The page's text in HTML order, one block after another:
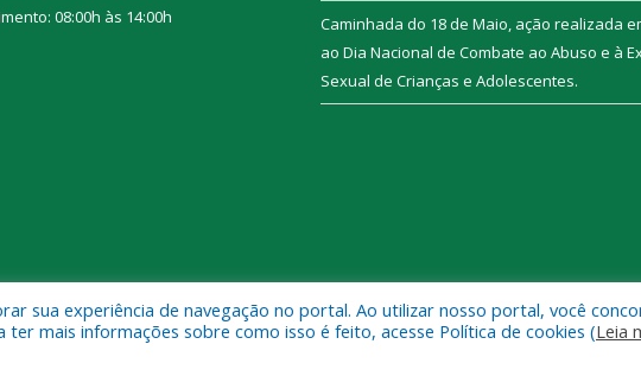
08:00h às 14:00h
Caminhada do 18 de Maio, ação realizada
ao Dia Nacional de Combate ao Abuso e à
Sexual de Crianças e Adolescentes.
a Prefeitura Municipal de Trairão.
sua experiência de navegação no portal. Ao utilizar nosso portal, você
mais informações sobre como isso é feito, acesse Política de cookies (Leia